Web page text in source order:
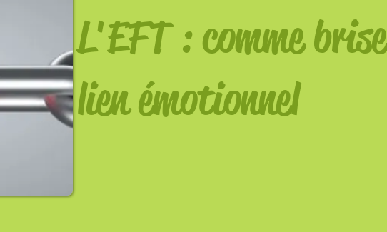
L'EFT : comme brise
lien émotionnel